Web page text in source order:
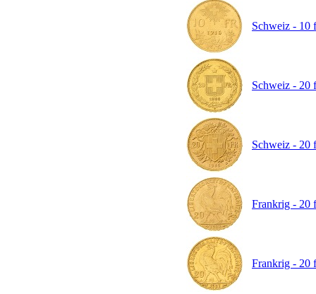
Schweiz - 10
Schweiz - 20
Schweiz - 20
Frankrig - 20
Frankrig - 20